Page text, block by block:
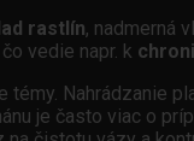
rastlín, nadmerná
vedie napr. k
Nahrádzanie
je často viac o